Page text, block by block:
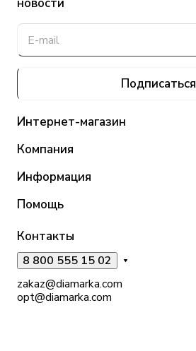
новости
Подписаться
Интернет-магазин
Компания
Информация
Помощь
Контакты
8 800 555 15 02
zakaz@diamarka.com
opt@diamarka.com